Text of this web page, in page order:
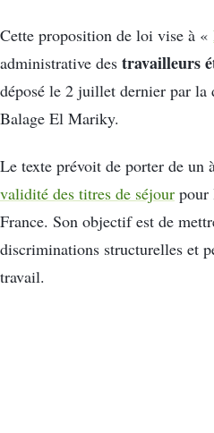
Cette proposition de loi vise à «
administrative des travailleurs
déposé le 2 juillet dernier par la
Balage El Mariky.
Le texte prévoit de porter de un
validité des titres de séjour pour
France. Son objectif est de
discriminations structurelles et
travail.